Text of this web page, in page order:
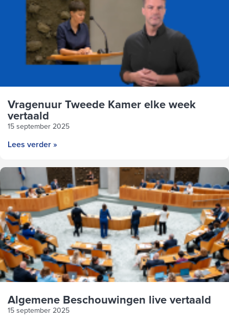
Vragenuur Tweede Kamer elke week
vertaald
15 september 2025
Lees verder »
Algemene Beschouwingen live vertaald
15 september 2025